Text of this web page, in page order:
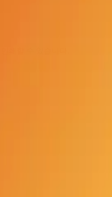
쇄할 수 있습니다.